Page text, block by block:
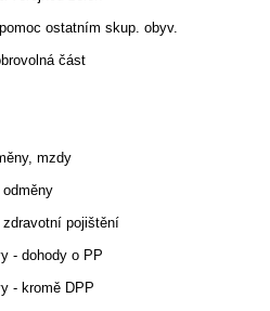
ostatním skup. obyv.
část
mzdy
pojištění
- dohody o PP
- kromě DPP